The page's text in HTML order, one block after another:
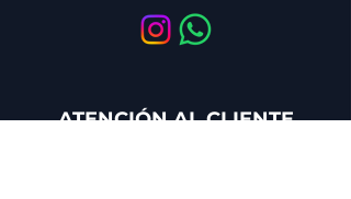
ATENCIÓN AL CLIENTE